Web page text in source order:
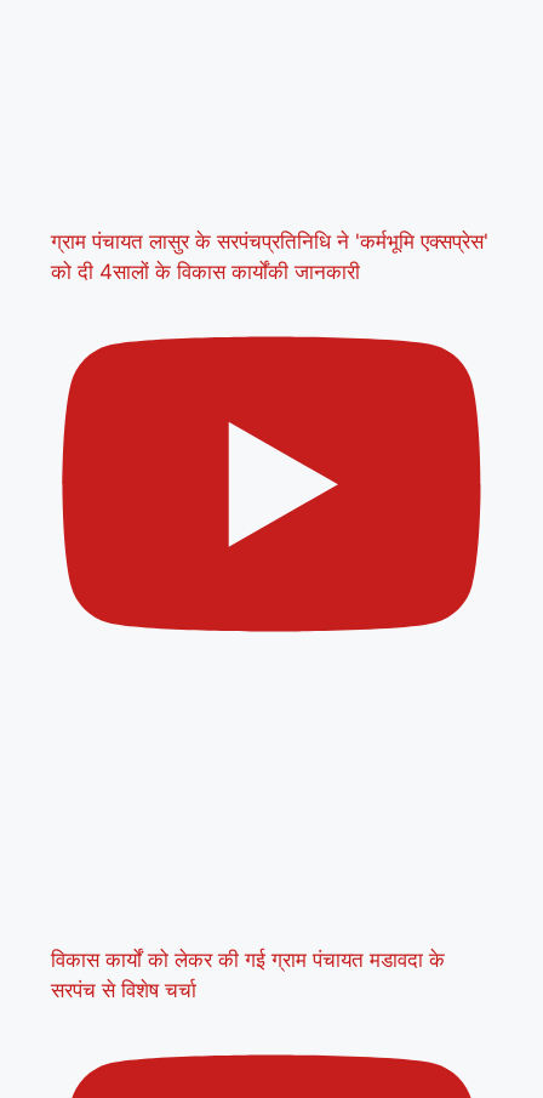
ग्राम पंचायत लासुर के सरपंचप्रतिनिधि ने 'कर्मभूमि एक्सप्रेस'
को दी 4सालों के विकास कार्योंकी जानकारी
विकास कार्यों को लेकर की गई ग्राम पंचायत मडावदा के
सरपंच से विशेष चर्चा